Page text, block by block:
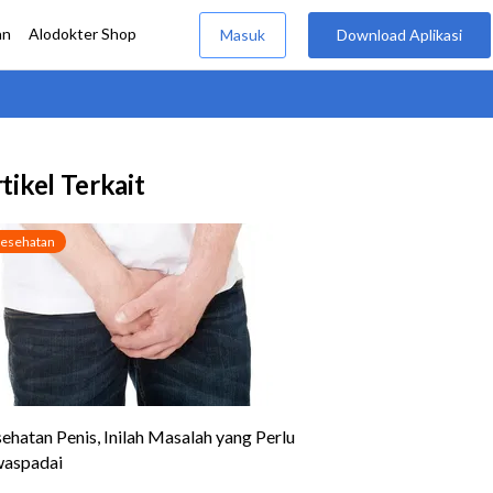
Terkait